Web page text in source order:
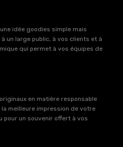
idée goodies simple mais
un large public, à vos clients et à
qui permet à vos équipes de
originaux en matière responsable
meilleure impression de votre
pour un souvenir offert à vos